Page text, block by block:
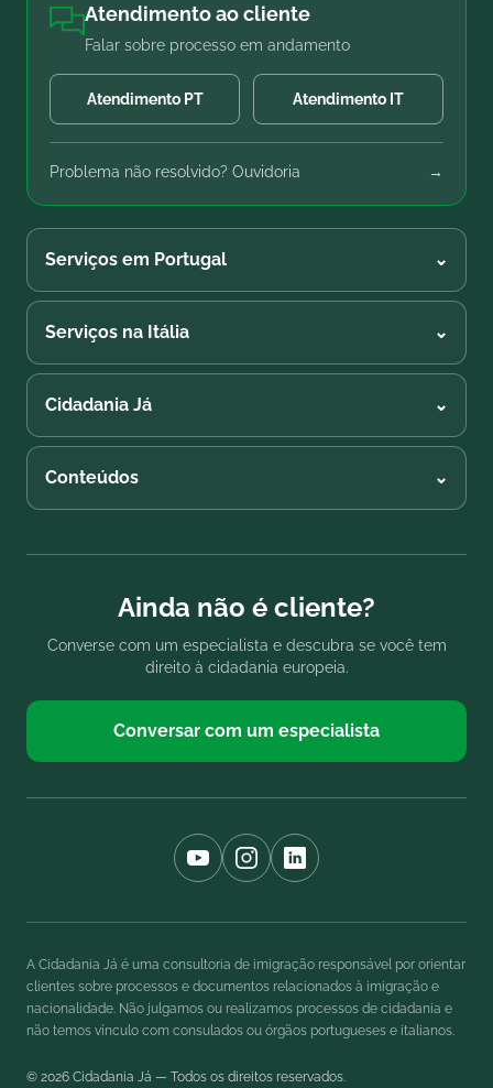
Atendimento ao cliente
Falar sobre processo em andamento
Atendimento PT Atendimento IT
Problema não resolvido? Ouvidoria →
Serviços em Portugal ⌄
Serviços na Itália ⌄
Cidadania Já ⌄
Conteúdos ⌄
Ainda não é cliente?
Converse com um especialista e descubra se você tem
direito à cidadania europeia.
Conversar com um especialista
A Cidadania Já é uma consultoria de imigração responsável por orientar
clientes sobre processos e documentos relacionados à imigração e
nacionalidade. Não julgamos ou realizamos processos de cidadania e
não temos vínculo com consulados ou órgãos portugueses e italianos.
© 2026 Cidadania Já — Todos os direitos reservados.